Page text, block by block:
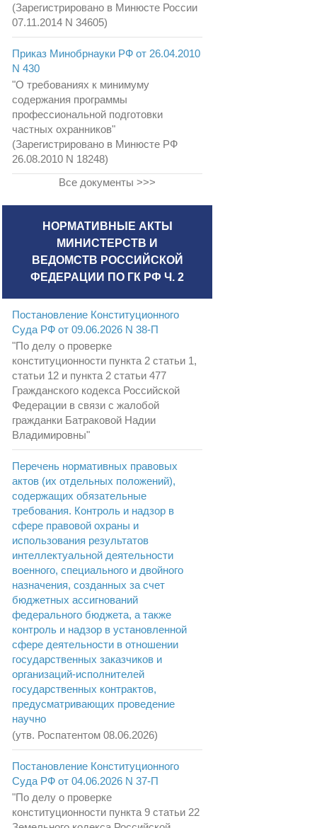
(Зарегистрировано в Минюсте России
07.11.2014 N 34605)
Приказ Минобрнауки РФ от 26.04.2010
N 430
"О требованиях к минимуму
содержания программы
профессиональной подготовки
частных охранников"
(Зарегистрировано в Минюсте РФ
26.08.2010 N 18248)
Все документы >>>
НОРМАТИВНЫЕ АКТЫ
МИНИСТЕРСТВ И
ВЕДОМСТВ РОССИЙСКОЙ
ФЕДЕРАЦИИ ПО ГК РФ Ч. 2
Постановление Конституционного
Суда РФ от 09.06.2026 N 38-П
"По делу о проверке
конституционности пункта 2 статьи 1,
статьи 12 и пункта 2 статьи 477
Гражданского кодекса Российской
Федерации в связи с жалобой
гражданки Батраковой Надии
Владимировны"
Перечень нормативных правовых
актов (их отдельных положений),
содержащих обязательные
требования. Контроль и надзор в
сфере правовой охраны и
использования результатов
интеллектуальной деятельности
военного, специального и двойного
назначения, созданных за счет
бюджетных ассигнований
федерального бюджета, а также
контроль и надзор в установленной
сфере деятельности в отношении
государственных заказчиков и
организаций-исполнителей
государственных контрактов,
предусматривающих проведение
научно
(утв. Роспатентом 08.06.2026)
Постановление Конституционного
Суда РФ от 04.06.2026 N 37-П
"По делу о проверке
конституционности пункта 9 статьи 22